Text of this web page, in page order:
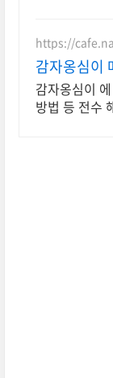
https://
감자옹심이
감자옹심이
방법 등 전수